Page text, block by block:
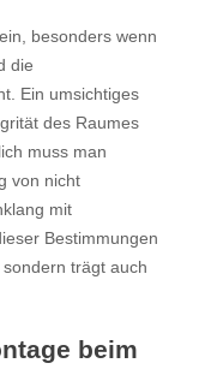
besonders wenn
die
Ein umsichtiges
des Raumes
muss man
von nicht
mit
Bestimmungen
trägt auch
beim